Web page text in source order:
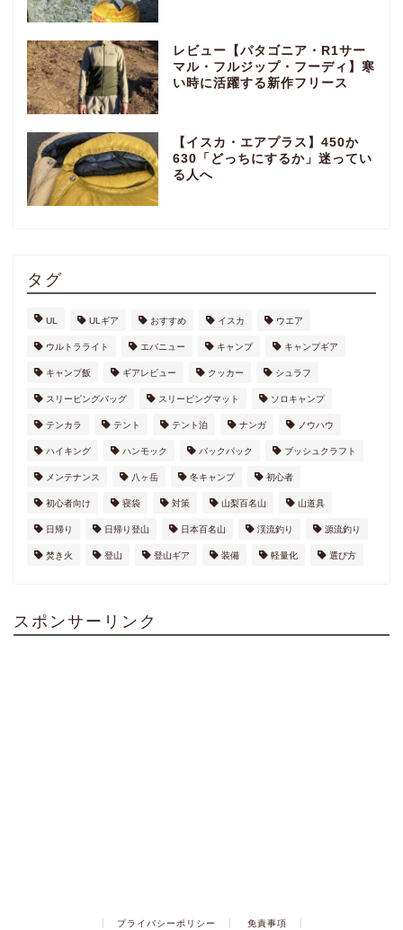
レビュー【パタゴニア・R1サー
マル・フルジップ・フーディ】寒
い時に活躍する新作フリース
【イスカ・エアプラス】450か
630「どっちにするか」迷ってい
る人へ
タグ
UL ULギア おすすめ イスカ ウエア
ウルトラライト エバニュー キャンプ キャンプギア
キャンプ飯 ギアレビュー クッカー シュラフ
スリーピングバッグ スリーピングマット ソロキャンプ
テンカラ テント テント泊 ナンガ ノウハウ
ハイキング ハンモック バックパック ブッシュクラフト
メンテナンス 八ヶ岳 冬キャンプ 初心者
初心者向け 寝袋 対策 山梨百名山 山道具
日帰り 日帰り登山 日本百名山 渓流釣り 源流釣り
焚き火 登山 登山ギア 装備 軽量化 選び方
スポンサーリンク
プライバシーポリシー 免責事項